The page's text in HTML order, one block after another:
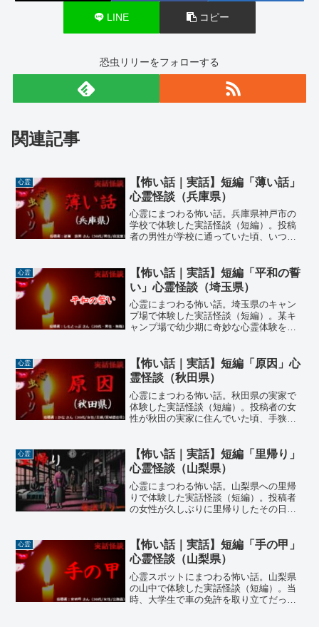
LINE コピー
恐虫リリーをフォローする
関連記事
心霊
【怖い話｜実話】短編「薄い話」
心霊怪談（兵庫県）
心霊にまつわる怖い話。兵庫県神戸市の
学校で体験した実話怪談（短編）。投稿
者の男性が学校に通っていた頃、いつも
た。ある日の放課後、そろそろ帰ろうか
と教室を出た後、忘れ物に気が付いた投
稿者が教室に戻ると…
心霊
【怖い話｜実話】短編「平和の誓
い」心霊怪談（埼玉県）
心霊にまつわる怖い話。埼玉県のキャン
プ場で体験した実話怪談（短編）。某キ
ャンプ場で幼少期に奇妙な心霊体験をし
う。そこは戦争後に悲惨な最期を遂げた
霊が出ると言われるているが…
心霊
【怖い話｜実話】短編「原因」心
霊怪談（秋田県）
心霊にまつわる怖い話。秋田県の実家で
体験した実話怪談（短編）。投稿者の女
性が秋田の実家に住んでいた頃、手狭に
その形見分けに母が夫人が使っていた鏡
台をもらって来たのだが…
心霊
【怖い話｜実話】短編「里帰り」
心霊怪談（山梨県）
心霊にまつわる怖い話。山梨県への里帰
りで体験した実話怪談（短編）。投稿者
の女性が久しぶりに里帰りしたその日、
に到着した投稿者は…
心霊
【怖い話｜実話】短編「手の甲」
心霊怪談（山梨県）
心霊スポットにまつわる怖い話。山梨県
の山中で体験した実話怪談（短編）。当
時、大学生で車の免許を取り立てだった